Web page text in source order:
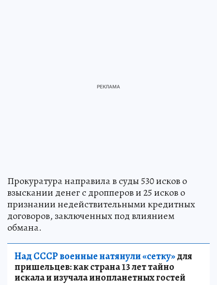
Прокуратура направила в суды 530 исков о
взыскании денег с дропперов и 25 исков о
признании недействительными кредитных
договоров, заключенных под влиянием
обмана.
Над СССР военные натянули «сетку»для
пришельцев: как страна 13 лет тайно
искала и изучала инопланетных гостей